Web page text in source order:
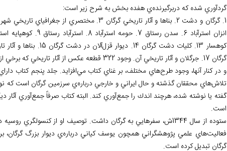
گردآوري شده که دربرگيرندهي هفده بخش به شرح زير است:
1. گرگان و دشت 2. بناها و آثار تاريخي گرگان 3. مختصري از جغرافياي تاريخي شهر استرآباد 4. بناها و آثار تاريخي محله
انزان استرآباد 6. سدن رستاق 7. حومه استرآباد 8. استرآباد رستاق 9. كوهپايه استرآباد 10. بلوك كتول 11. فندرسك و راميان 12. حاجي
كوهسار 13. كليات دشت گرگان 14. ديوار قزل
گرگان 17. جرگلان و آثار تاريخي آن. وجود 322 قطعه عكس
از آثار تاريخي كه برخي
و در كنار آن‏ها، وجود طرحهاي مختلف، بر غناي كتاب ميافزايد. جلد پنجم كتاب
تلاشهاي محققان گذشته و حال ايراني و خارجي دربارهي سرزمين گرگان است كه
گفته يا نوشته شده، هرچند اندك را جمعآوري کند. البته كتاب صرفاً جمعآوري آثار
است.
ستوده از سال 1344ش، سفرهايي به گرگان داشت. توصيف او از
فعاليتهاي علمي پژوهشگراني همچون يوسف كياني دربارهي ديوار بزرگ گرگان،
گرگان تبديل كرده است.